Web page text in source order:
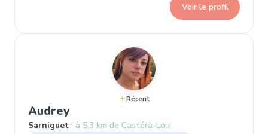
Voir le profil
Récent
Audrey, Demande de garde à Sarniguet
Sarniguet
à 5,3 km de Castéra-Lou